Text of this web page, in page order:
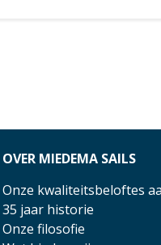
OVER MIEDEMA SAILS
Onze kwaliteitsbeloftes
35 jaar historie
Onze filosofie